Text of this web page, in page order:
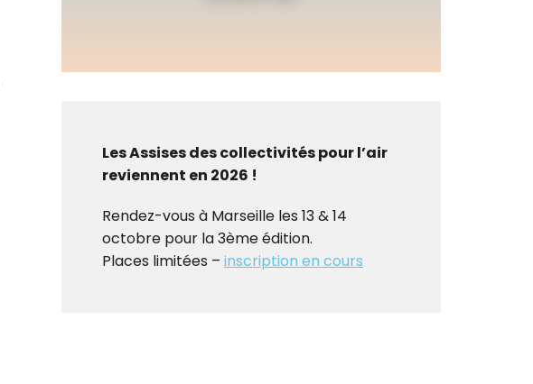
Les Assises des collectivités pour l’air
reviennent en 2026 !
Rendez-vous à Marseille les 13 & 14
octobre pour la 3ème édition.
Places limitées – inscription en cours